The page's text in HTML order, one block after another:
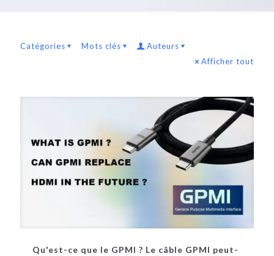
Catégories Mots clés
Auteurs
Afficher tout
Qu'est-ce que le GPMI ? Le câble GPMI peut-